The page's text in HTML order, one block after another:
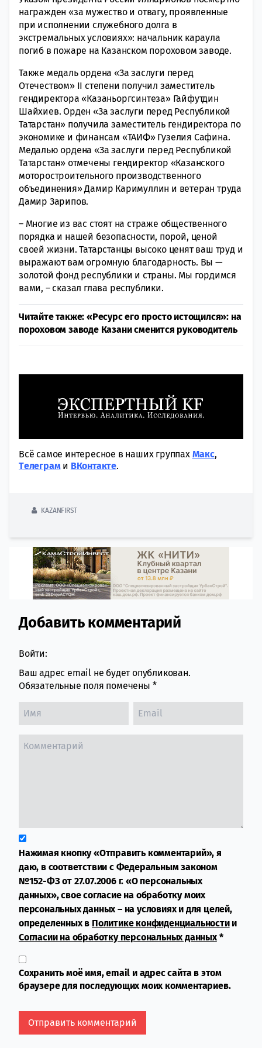
награжден «за мужество и отвагу, проявленные
при исполнении служебного долга в
экстремальных условиях»: начальник караула
погиб в пожаре на Казанском пороховом заводе.
Также медаль ордена «За заслуги перед
Отечеством» II степени получил заместитель
гендиректора «Казаньоргсинтеза» Гайфутдин
Шайхиев. Орден «За заслуги перед Республикой
Татарстан» получила заместитель гендиректора по
экономике и финансам «ТАИФ» Гузелия Сафина.
Медалью ордена «За заслуги перед Республикой
Татарстан» отмечены гендиректор «Казанского
моторостроительного производственного
объединения» Дамир Каримуллин и ветеран труда
Дамир Зарипов.
– Многие из вас стоят на страже общественного
порядка и нашей безопасности, порой, ценой
своей жизни. Татарстанцы высоко ценят ваш труд и
выражают вам огромную благодарность. Вы —
золотой фонд республики и страны. Мы гордимся
вами, – сказал глава республики.
Читайте также: «Ресурс его просто истощился»: на
пороховом заводе Казани сменится руководитель
Всё самое интересное в наших группах Макс,
Tелеграми ВКонтакте.
KAZANFIRST
Comment section
Добавить комментарий
Войти:
Ваш адрес email не будет опубликован.
Обязательные поля помечены *
Нажимая кнопку «Отправить комментарий», я
даю, в соответствии с Федеральным законом
№152-ФЗ от 27.07.2006 г. «О персональных
данных», свое согласие на обработку моих
персональных данных – на условиях и для целей,
определенных в Политике конфиденциальностии
Согласии на обработку персональных данных*
Сохранить моё имя, email и адрес сайта в этом
браузере для последующих моих комментариев.